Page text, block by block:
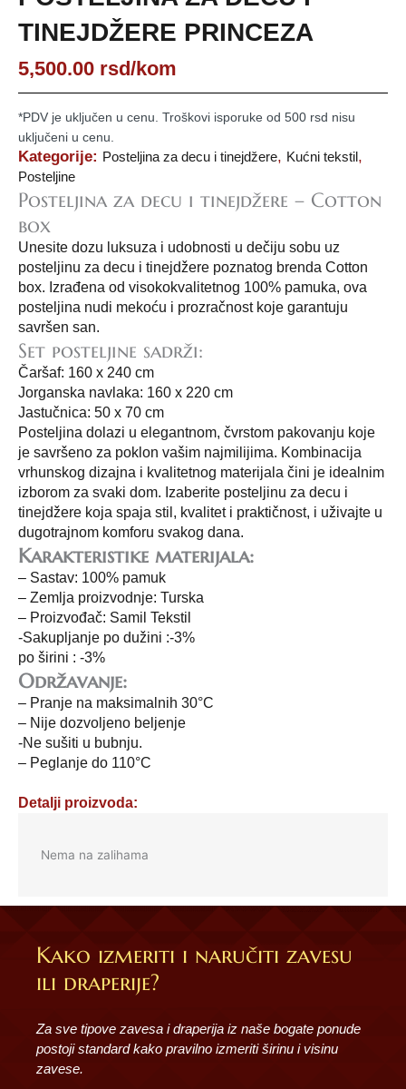
TINEJDŽERE PRINCEZA
5,500.00 rsd/kom
*PDV je uključen u cenu. Troškovi isporuke od 500 rsd nisu
uključeni u cenu.
Kategorije: Posteljina za decu i tinejdžere, Kućni tekstil,
Posteljine
Posteljina za decu i tinejdžere – Cotton
box
Unesite dozu luksuza i udobnosti u dečiju sobu uz
posteljinu za decu i tinejdžere poznatog brenda Cotton
box. Izrađena od visokokvalitetnog 100% pamuka, ova
posteljina nudi mekoću i prozračnost koje garantuju
savršen san.
Set posteljine sadrži:
Čaršaf: 160 x 240 cm
Jorganska navlaka: 160 x 220 cm
Jastučnica: 50 x 70 cm
Posteljina dolazi u elegantnom, čvrstom pakovanju koje
je savršeno za poklon vašim najmilijima. Kombinacija
vrhunskog dizajna i kvalitetnog materijala čini je idealnim
izborom za svaki dom. Izaberite posteljinu za decu i
tinejdžere koja spaja stil, kvalitet i praktičnost, i uživajte u
dugotrajnom komforu svakog dana.
Karakteristike materijala:
– Sastav: 100% pamuk
– Zemlja proizvodnje: Turska
– Proizvođač: Samil Tekstil
-Sakupljanje po dužini :-3%
po širini : -3%
Održavanje:
– Pranje na maksimalnih 30°C
– Nije dozvoljeno beljenje
-Ne sušiti u bubnju.
– Peglanje do 110°C
Detalji proizvoda:
Nema na zalihama
Kako izmeriti i naručiti zavesu
ili draperije?
Za sve tipove zavesa i draperija iz naše bogate ponude
postoji standard kako pravilno izmeriti širinu i visinu
zavese.